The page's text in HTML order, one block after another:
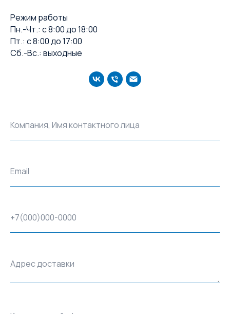
Режим работы
Пн.-Чт.: с 8:00 до 18:00
Пт.: с 8:00 до 17:00
Сб.-Вс.: выходные
Компания, Имя контактного лица
Email
+7(000)000-0000
Адрес доставки